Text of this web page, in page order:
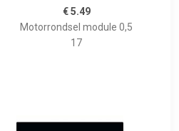
€ 5.49
Motorrondsel module 0,5
17